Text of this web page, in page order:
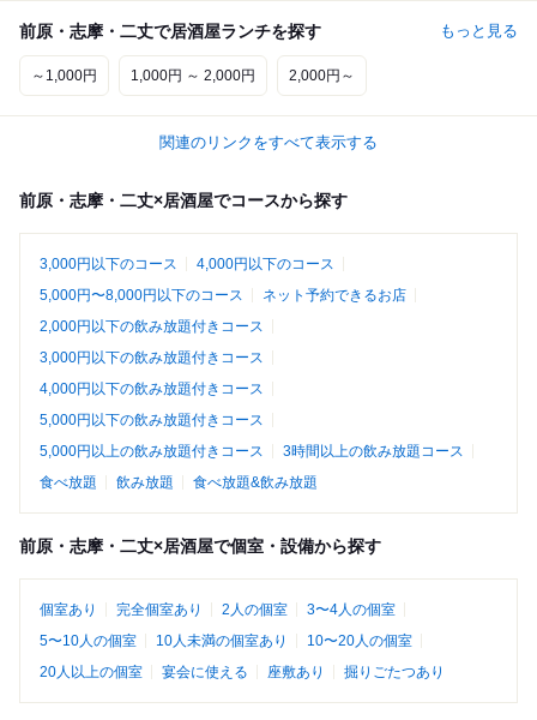
前原・志摩・二丈で居酒屋ランチを探す もっと見る
～1,000円 1,000円 ～ 2,000円 2,000円～
関連のリンクをすべて表示する
前原・志摩・二丈×居酒屋でコースから探す
3,000円以下のコース
4,000円以下のコース
5,000円〜8,000円以下のコース
ネット予約できるお店
2,000円以下の飲み放題付きコース
3,000円以下の飲み放題付きコース
4,000円以下の飲み放題付きコース
5,000円以下の飲み放題付きコース
5,000円以上の飲み放題付きコース
3時間以上の飲み放題コース
食べ放題
飲み放題 食べ放題&飲み放題
前原・志摩・二丈×居酒屋で個室・設備から探す
個室あり 完全個室あり 2人の個室
3〜4人の個室
5〜10人の個室
10人未満の個室あり
10〜20人の個室
20人以上の個室
宴会に使える 座敷あり 掘りごたつあり